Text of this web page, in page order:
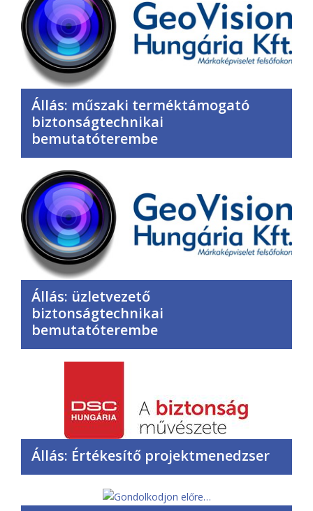
Állás: műszaki terméktámogató
biztonságtechnikai
bemutatóterembe
Állás: üzletvezető
biztonságtechnikai
bemutatóterembe
Állás: Értékesítő projektmenedzser